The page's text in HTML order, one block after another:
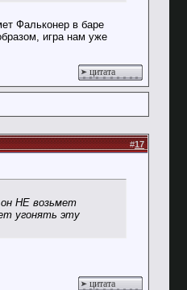
Фальконер в баре
игра нам уже
цитата
#17
НЕ возьмет
угонять эту
цитата